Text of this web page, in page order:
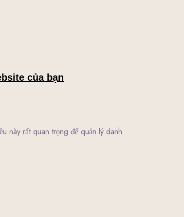
của bạn
này rất quan trọng để quản lý danh